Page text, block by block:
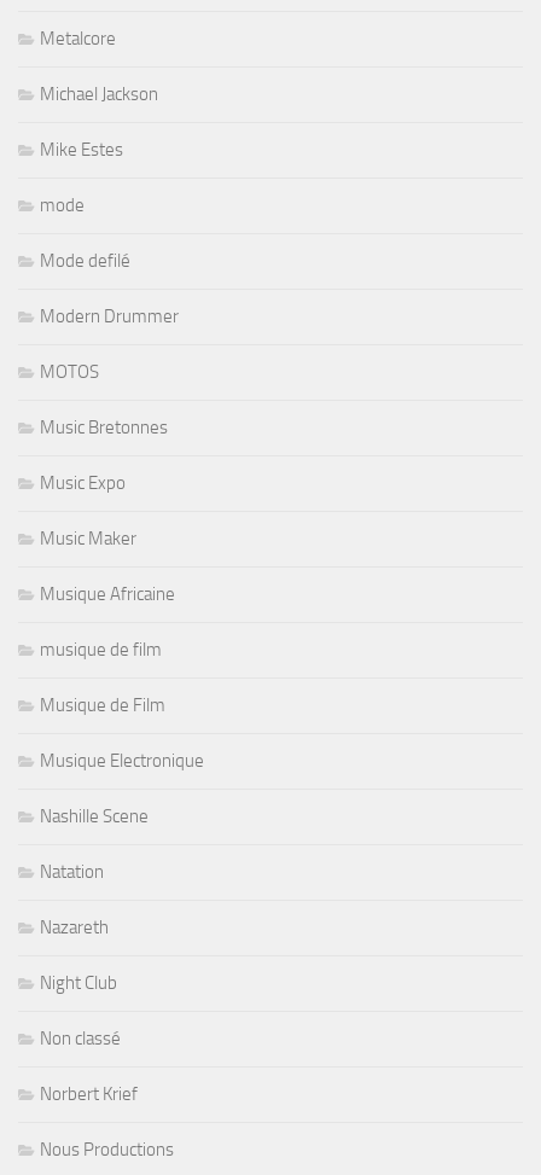
Metalcore
Michael Jackson
Mike Estes
mode
Mode defilé
Modern Drummer
MOTOS
Music Bretonnes
Music Expo
Music Maker
Musique Africaine
musique de film
Musique de Film
Musique Electronique
Nashille Scene
Natation
Nazareth
Night Club
Non classé
Norbert Krief
Nous Productions